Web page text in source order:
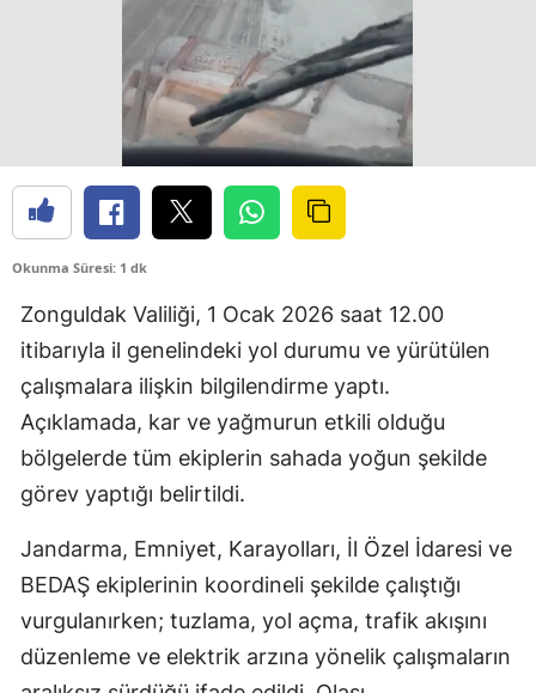
Okunma Süresi: 1 dk
Zonguldak Valiliği, 1 Ocak 2026 saat 12.00
itibarıyla il genelindeki yol durumu ve yürütülen
çalışmalara ilişkin bilgilendirme yaptı.
Açıklamada, kar ve yağmurun etkili olduğu
bölgelerde tüm ekiplerin sahada yoğun şekilde
görev yaptığı belirtildi.
Jandarma, Emniyet, Karayolları, İl Özel İdaresi ve
BEDAŞ ekiplerinin koordineli şekilde çalıştığı
vurgulanırken; tuzlama, yol açma, trafik akışını
düzenleme ve elektrik arzına yönelik çalışmaların